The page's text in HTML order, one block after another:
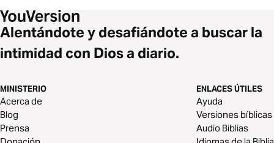
Alentándote y desafiándote a buscar la
intimidad con Dios a diario.
MINISTERIO
Acerca de
Blog
Prensa
ENLACES ÚTILES
Ayuda
Versiones bíblicas
Audio Biblias